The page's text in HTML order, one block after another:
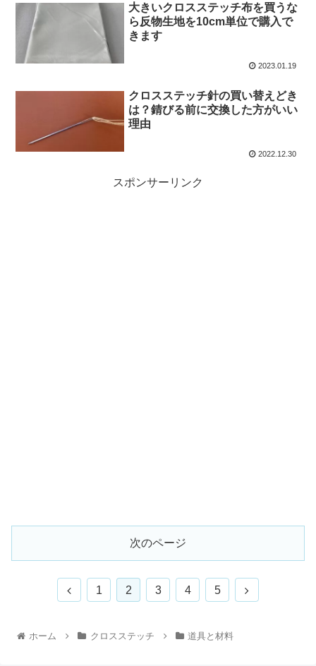
大きいクロスステッチ布を買うな
ら反物生地を10cm単位で購入で
きます
2023.01.19
クロスステッチ針の買い替えどき
は？錆びる前に交換した方がいい
理由
2022.12.30
スポンサーリンク
次のページ
1 2 3 4 5
ホーム クロスステッチ 道具と材料